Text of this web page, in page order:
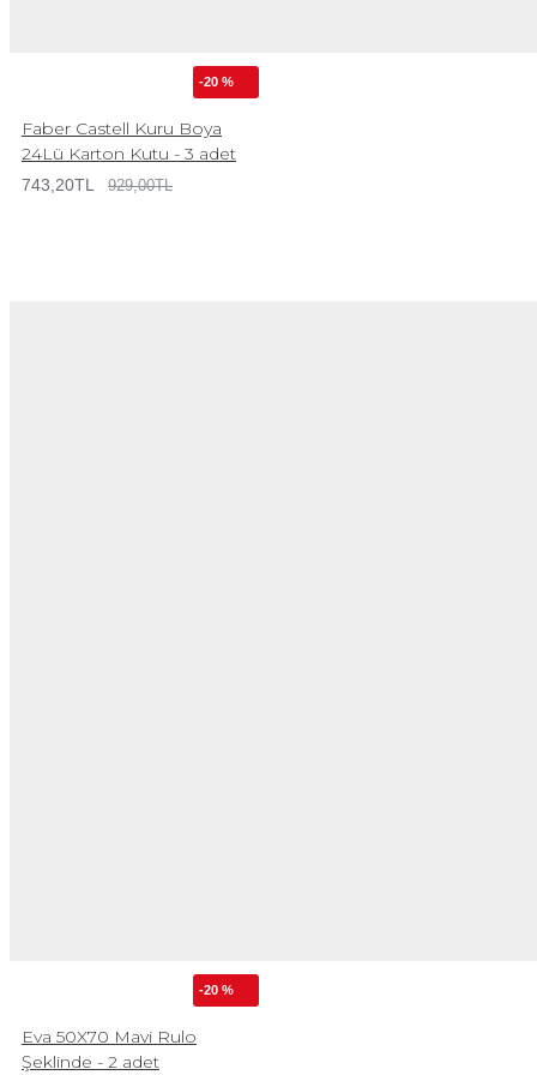
-20 %
Faber Castell Kuru Boya
24Lü Karton Kutu - 3 adet
743,20TL 929,00TL
-20 %
Eva 50X70 Mavi Rulo
Şeklinde - 2 adet